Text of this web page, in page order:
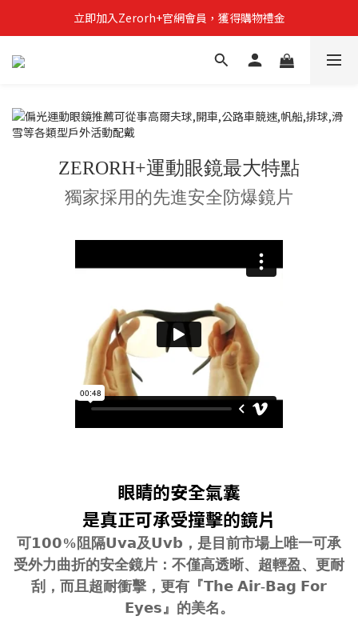
立即加入Zerorh+官網會員，獲得購物禮金
立即加入Zerorh+官網會員，獲得購物禮金
Zerorh+期間限定優惠全館滿15000折1500滿20000折2500
ZERORH+運動眼鏡最大特點
獨家採用的先進安全防爆鏡片
眼睛的安全氣囊
是真正可承受撞擊的鏡片
可𝟭𝟬𝟬%阻隔𝗨𝘃𝗮及𝗨𝘃𝗯，是目前市場上唯一可承
受外力曲折的安全鏡片：不僅高透晰、超輕盈、更耐
刮，而且超耐衝擊，更有『𝗧𝗵𝗲 𝗔𝗶𝗿-𝗕𝗮𝗴 𝗙𝗼𝗿
𝗘𝘆𝗲𝘀』的美名。